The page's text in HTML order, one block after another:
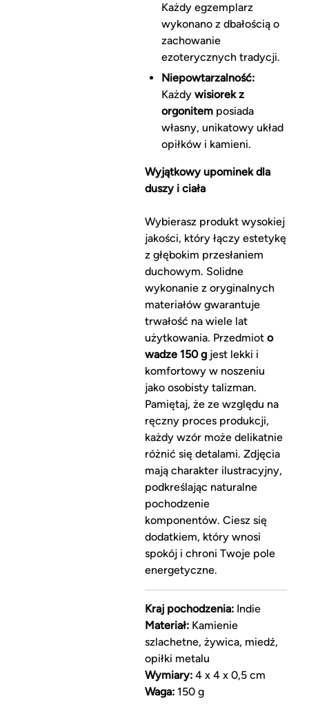
Każdy egzemplarz
wykonano z dbałością o
zachowanie
ezoterycznych tradycji.
Niepowtarzalność:
Każdy wisiorek z
orgonitemposiada
własny, unikatowy układ
opiłków i kamieni.
Wyjątkowy upominek dla
duszy i ciała
Wybierasz produkt wysokiej
jakości, który łączy estetykę
z głębokim przesłaniem
duchowym. Solidne
wykonanie z oryginalnych
materiałów gwarantuje
trwałość na wiele lat
użytkowania. Przedmiot o
wadze 150 gjest lekki i
komfortowy w noszeniu
jako osobisty talizman.
Pamiętaj, że ze względu na
ręczny proces produkcji,
każdy wzór może delikatnie
różnić się detalami. Zdjęcia
mają charakter ilustracyjny,
podkreślając naturalne
pochodzenie
komponentów. Ciesz się
dodatkiem, który wnosi
spokój i chroni Twoje pole
energetyczne.
Kraj pochodzenia:Indie
Materiał:Kamienie
szlachetne, żywica, miedź,
opiłki metalu
Wymiary:4 x 4 x 0,5 cm
Waga:150 g